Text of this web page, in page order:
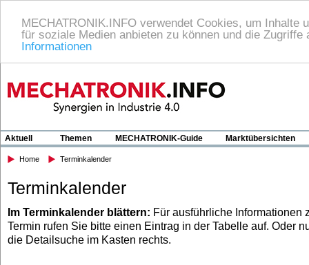
MECHATRONIK.INFO verwendet Cookies, um Inhalte
für soziale Medien anbieten zu können und die
Informationen
Aktuell Themen MECHATRONIK-Guide Marktübersichten
Home Terminkalender
Terminkalender
Im Terminkalender blättern: Für ausführliche Informationen
Termin rufen Sie bitte einen Eintrag in der Tabelle auf. Oder
die Detailsuche im Kasten rechts.